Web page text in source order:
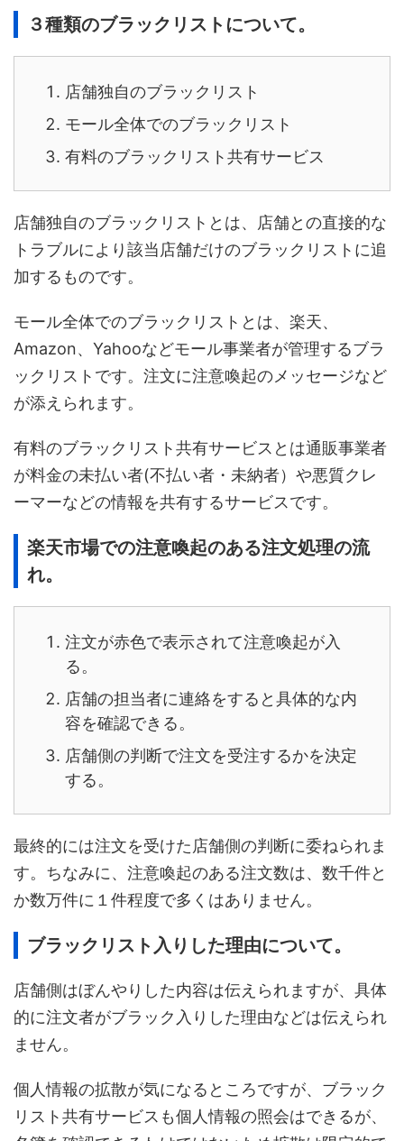
３種類のブラックリストについて。
店舗独自のブラックリスト
モール全体でのブラックリスト
有料のブラックリスト共有サービス
店舗独自のブラックリストとは、店舗との直接的な
トラブルにより該当店舗だけのブラックリストに追
加するものです。
モール全体でのブラックリストとは、楽天、
Amazon、Yahooなどモール事業者が管理するブラ
ックリストです。注文に注意喚起のメッセージなど
が添えられます。
有料のブラックリスト共有サービスとは通販事業者
が料金の未払い者(不払い者・未納者）や悪質クレ
ーマーなどの情報を共有するサービスです。
楽天市場での注意喚起のある注文処理の流
れ。
注文が赤色で表示されて注意喚起が入
る。
店舗の担当者に連絡をすると具体的な内
容を確認できる。
店舗側の判断で注文を受注するかを決定
する。
最終的には注文を受けた店舗側の判断に委ねられま
す。ちなみに、注意喚起のある注文数は、数千件と
か数万件に１件程度で多くはありません。
ブラックリスト入りした理由について。
店舗側はぼんやりした内容は伝えられますが、具体
的に注文者がブラック入りした理由などは伝えられ
ません。
個人情報の拡散が気になるところですが、ブラック
リスト共有サービスも個人情報の照会はできるが、